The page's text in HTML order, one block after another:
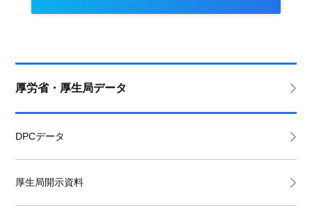
厚労省・厚生局データ
DPCデータ
厚生局開示資料